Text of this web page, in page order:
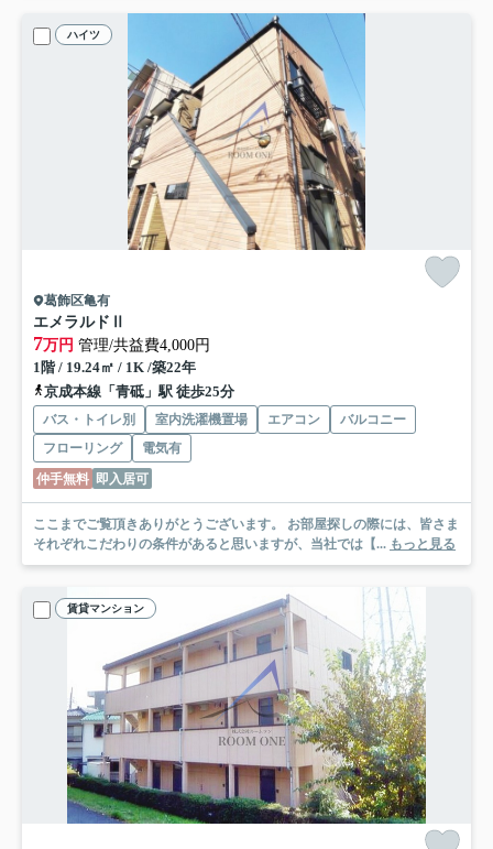
ハイツ
葛飾区亀有
エメラルドⅡ
7万円 管理/共益費4,000円
1階 / 19.24㎡ / 1K /築22年
京成本線「青砥」駅 徒歩25分
バス・トイレ別 室内洗濯機置場 エアコン
バルコニー
フローリング
電気有
仲手無料 即入居可
ここまでご覧頂きありがとうございます。 お部屋探しの際には、皆さま
それぞれこだわりの条件があると思いますが、当社では【... もっと見る
賃貸マンション